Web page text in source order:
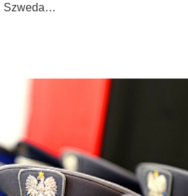
Szweda…